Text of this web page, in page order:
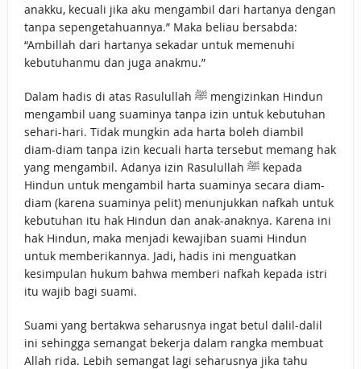
anakku, kecuali jika aku mengambil dari hartanya dengan
tanpa sepengetahuannya.” Maka beliau bersabda:
“Ambillah dari hartanya sekadar untuk memenuhi
kebutuhanmu dan juga anakmu.”
Dalam hadis di atas Rasulullah ﷺ mengizinkan Hindun
mengambil uang suaminya tanpa izin untuk kebutuhan
sehari-hari. Tidak mungkin ada harta boleh diambil
diam-diam tanpa izin kecuali harta tersebut memang hak
yang mengambil. Adanya izin Rasulullah ﷺ kepada
Hindun untuk mengambil harta suaminya secara diam-
diam (karena suaminya pelit) menunjukkan nafkah untuk
kebutuhan itu hak Hindun dan anak-anaknya. Karena ini
hak Hindun, maka menjadi kewajiban suami Hindun
untuk memberikannya. Jadi, hadis ini menguatkan
kesimpulan hukum bahwa memberi nafkah kepada istri
itu wajib bagi suami.
Suami yang bertakwa seharusnya ingat betul dalil-dalil
ini sehingga semangat bekerja dalam rangka membuat
Allah rida. Lebih semangat lagi seharusnya jika tahu